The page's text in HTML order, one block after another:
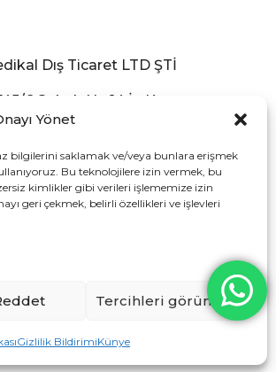
Yönet
bilgilerini saklamak ve/veya bunlara erişmek
Bu teknolojilere izin vermek, bu
kimlikler gibi verileri işlememize izin
geri çekmek, belirli özellikleri ve işlevleri
Tercihleri görüntüle
Gizlilik BildirimiKünye
Dış Ticaret LTD ŞTİ
6 Sokak No:14 İç Kapı
/İZMİR (Konum için